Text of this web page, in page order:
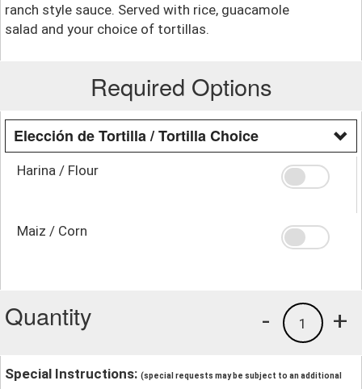
ranch style sauce. Served with rice, guacamole
salad and your choice of tortillas.
Required Options
Elección de Tortilla / Tortilla Choice
Harina / Flour
Maiz / Corn
Quantity +
1
-
Special Instructions: (special requests may be subject to an additional